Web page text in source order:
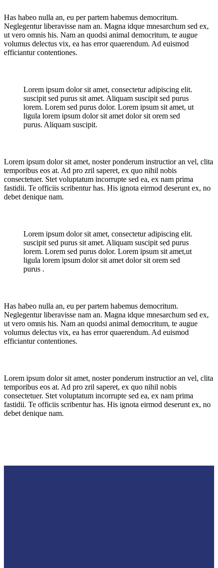
Has habeo nulla an, eu per partem habemus democritum.
Neglegentur liberavisse nam an. Magna idque mnesarchum sed ex,
ut vero omnis his. Nam an quodsi animal democritum, te augue
volumus delectus vix, ea has error quaerendum. Ad euismod
efficiantur contentiones.
Lorem ipsum dolor sit amet, consectetur adipiscing elit.
suscipit sed purus sit amet. Aliquam suscipit sed purus
lorem. Lorem sed purus dolor. Lorem ipsum sit amet, ut
ligula lorem ipsum dolor sit amet dolor sit orem sed
purus. Aliquam suscipit.
Lorem ipsum dolor sit amet, noster ponderum instructior an vel, clita
temporibus eos at. Ad pro zril saperet, ex quo nihil nobis
consectetuer. Stet voluptatum incorrupte sed ea, ex nam prima
fastidii. Te officiis scribentur has. His ignota eirmod deserunt ex, no
debet denique nam.
Lorem ipsum dolor sit amet, consectetur adipiscing elit.
suscipit sed purus sit amet. Aliquam suscipit sed purus
lorem. Lorem sed purus dolor. Lorem ipsum sit amet,ut
ligula lorem ipsum dolor sit amet dolor sit orem sed
purus .
Has habeo nulla an, eu per partem habemus democritum.
Neglegentur liberavisse nam an. Magna idque mnesarchum sed ex,
ut vero omnis his. Nam an quodsi animal democritum, te augue
volumus delectus vix, ea has error quaerendum. Ad euismod
efficiantur contentiones.
Lorem ipsum dolor sit amet, noster ponderum instructior an vel, clita
temporibus eos at. Ad pro zril saperet, ex quo nihil nobis
consectetuer. Stet voluptatum incorrupte sed ea, ex nam prima
fastidii. Te officiis scribentur has. His ignota eirmod deserunt ex, no
debet denique nam.